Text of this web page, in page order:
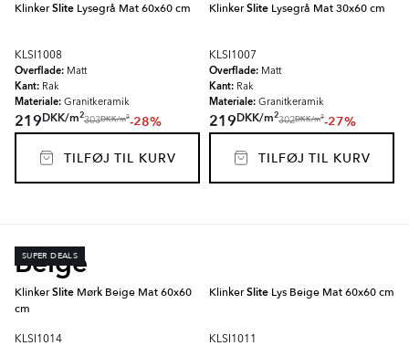
KlinkerSlite Lysegrå Mat 60x60 cm
KLSI1008
Overflade: Matt
Kant: Rak
Materiale: Granitkeramik
219DKK/m2
303DKK/m2-28%
TILFØJ TIL KURV
KlinkerSlite Lysegrå Mat 30x60 cm
KLSI1007
Overflade: Matt
Kant: Rak
Materiale: Granitkeramik
219DKK/m2
302DKK/m2-27%
TILFØJ TIL KURV
Beige
SUPER DEALS
KlinkerSlite Mørk Beige Mat 60x60
cm
KLSI1014
KlinkerSlite Lys Beige Mat 60x60 cm
KLSI1011